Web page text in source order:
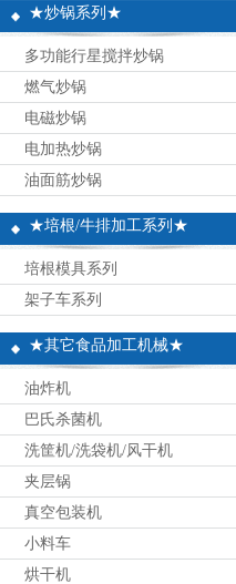
★炒锅系列★
多功能行星搅拌炒锅
燃气炒锅
电磁炒锅
电加热炒锅
油面筋炒锅
★培根/牛排加工系列★
培根模具系列
架子车系列
★其它食品加工机械★
油炸机
巴氏杀菌机
洗筐机/洗袋机/风干机
夹层锅
真空包装机
小料车
烘干机